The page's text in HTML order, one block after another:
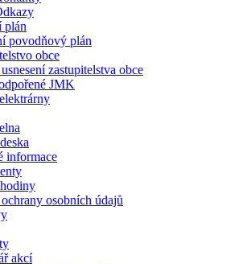
plán
povodňový plán
obce
zastupitelstva obce
JMK
informace
osobních údajů
akcí